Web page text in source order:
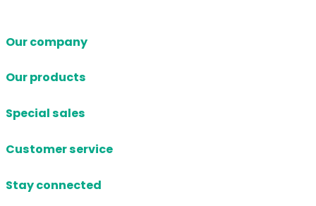
Our company
Our products
Special sales
Customer service
Stay connected